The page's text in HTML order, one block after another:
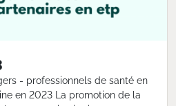
- professionnels de santé en
en 2023 La promotion de la